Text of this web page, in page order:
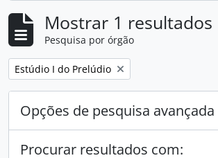
Mostrar 1 resultados
Pesquisa por órgão
Remover filtro:
Estúdio I do Prelúdio
Opções de pesquisa avançada
Procurar resultados com: